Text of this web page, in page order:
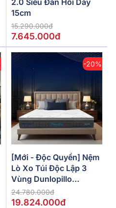
15cm
15.290.000đ
7.645.000đ
-20%
[Mới - Độc Quyền] Nệm
Lò Xo Túi Độc Lập 3
Vùng Dunlopillo
De.Stress Powerful
24.780.000đ
19.824.000đ